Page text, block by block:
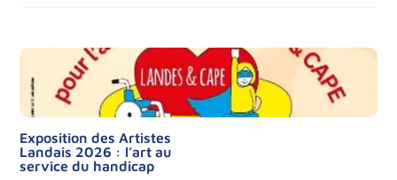
Exposition des Artistes
Landais 2026 : l’art au
service du handicap